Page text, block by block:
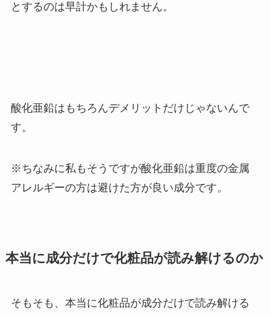
とするのは早計かもしれません。
酸化亜鉛はもちろんデメリットだけじゃないんで
す。
※ちなみに私もそうですが酸化亜鉛は重度の金属
アレルギーの方は避けた方が良い成分です。
本当に成分だけで化粧品が読み解けるのか
そもそも、本当に化粧品が成分だけで読み解ける